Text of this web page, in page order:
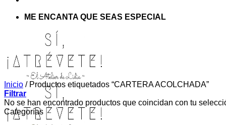
ME ENCANTA QUE SEAS ESPECIAL
Inicio /Productos etiquetados “CARTERA ACOLCHADA”
Filtrar
No se han encontrado productos que coincidan con tu
Categorías